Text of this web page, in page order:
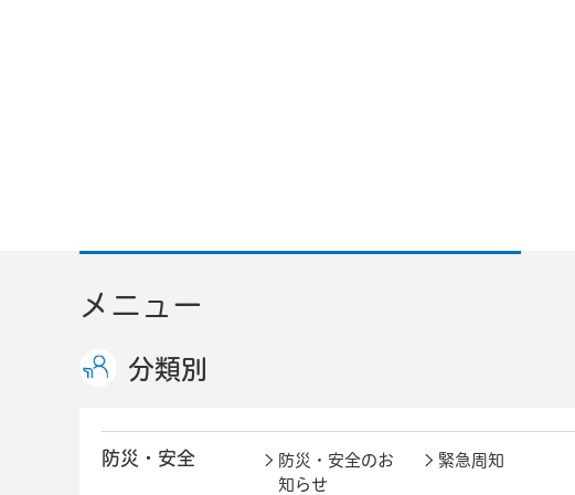
メニュー
分類別
防災・安全
防災・安全のお
知らせ
緊急周知